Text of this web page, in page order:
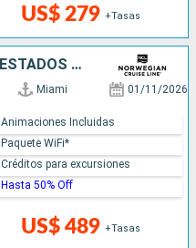
US$ 279 +Tasas
BELICE, HONDURAS, MÉXICO, ESTADOS UNIDOS
Miami 01/11/2026
US$ 489 +Tasas
Animaciones Incluidas
Paquete WiFi*
Créditos para excursiones
Hasta 50% Off